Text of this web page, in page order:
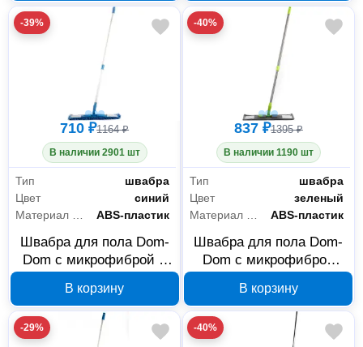
см 231-0060
-39%
710 ₽1164 ₽
В наличии 2901 шт
Тип
швабра
Цвет
синий
ABS-пластик
Швабра для пола Dom-
Dom с микрофиброй и
см 231-0059
В корзину
-40%
837 ₽1395 ₽
В наличии 1190 шт
Тип
швабра
Цвет
зеленый
ABS-пластик
Швабра для пола Dom-
Dom с микрофиброй
В корзину
-29% -40%